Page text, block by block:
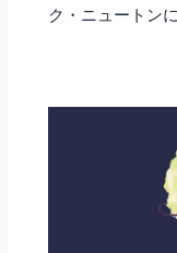
ク・ニュートン